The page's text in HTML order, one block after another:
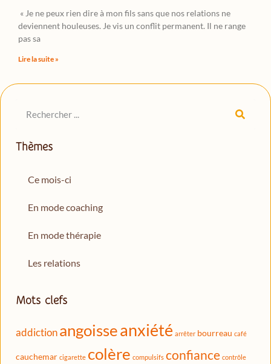
« Je ne peux rien dire à mon fils sans que nos relations ne
deviennent houleuses. Je vis un conflit permanent. Il ne range
pas sa
Lire la suite »
Thèmes
Ce mois-ci
En mode coaching
En mode thérapie
Les relations
Mots clefs
addictionangoisseanxiété arrêter bourreau café
cauchemar cigarette colère compulsifs confiance contrôle